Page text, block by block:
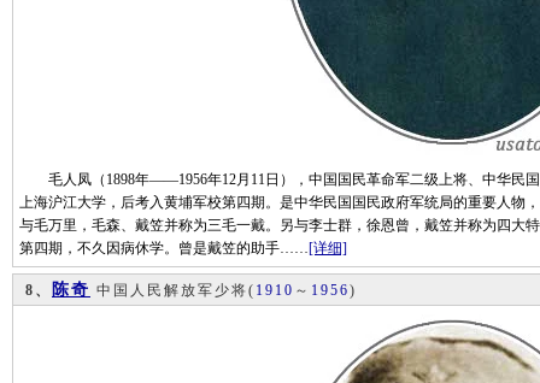
毛人凤（1898年——1956年12月11日），中国国民革命军二级上将、中华民
上海沪江大学，后考入黄埔军校第四期。是中华民国国民政府军统局的重要人物
与毛万里，毛森、戴笠并称为三毛一戴。另与李士群，徐恩曾，戴笠并称为四大
第四期，不久因病休学。曾是戴笠的助手……[详细]
8、 陈奇 中国人民解放军少将( 1910 ～ 1956)